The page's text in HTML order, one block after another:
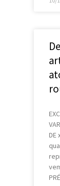
DE